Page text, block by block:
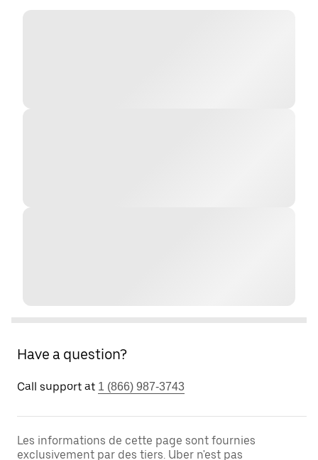
Have a question?
Call support at 1 (866) 987-3743
Les informations de cette page sont fournies
exclusivement par des tiers. Uber n'est pas